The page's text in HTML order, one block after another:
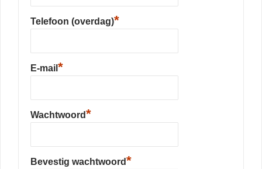
Telefoon (overdag)*
E-mail *
Wachtwoord*
Bevestig wachtwoord*